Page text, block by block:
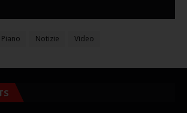
Notizie Video